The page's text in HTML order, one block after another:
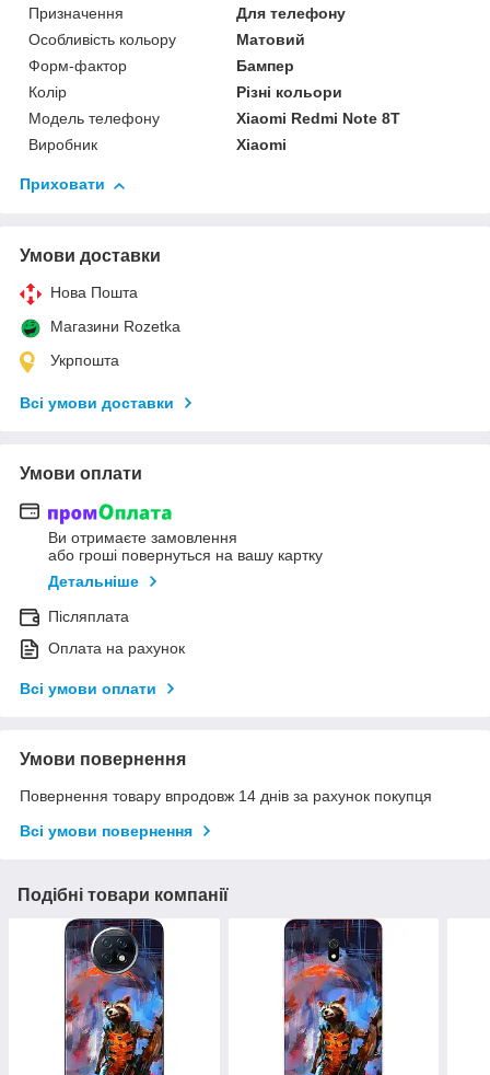
Призначення
Для телефону
Особливість кольору
Матовий
Форм-фактор
Бампер
Колір
Різні кольори
Модель телефону
Xiaomi Redmi Note 8T
Виробник
Xiaomi
Приховати
Умови доставки
Нова Пошта
Магазини Rozetka
Укрпошта
Всі умови доставки
Умови оплати
Ви отримаєте замовлення
або гроші повернуться на вашу картку
Детальніше
Післяплата
Оплата на рахунок
Всі умови оплати
Умови повернення
Повернення товару впродовж 14 днів за рахунок покупця
Всі умови повернення
Подібні товари компанії